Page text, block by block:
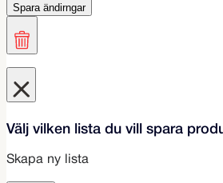
Spara ändirngar
Välj vilken lista du vill spara
Skapa ny lista